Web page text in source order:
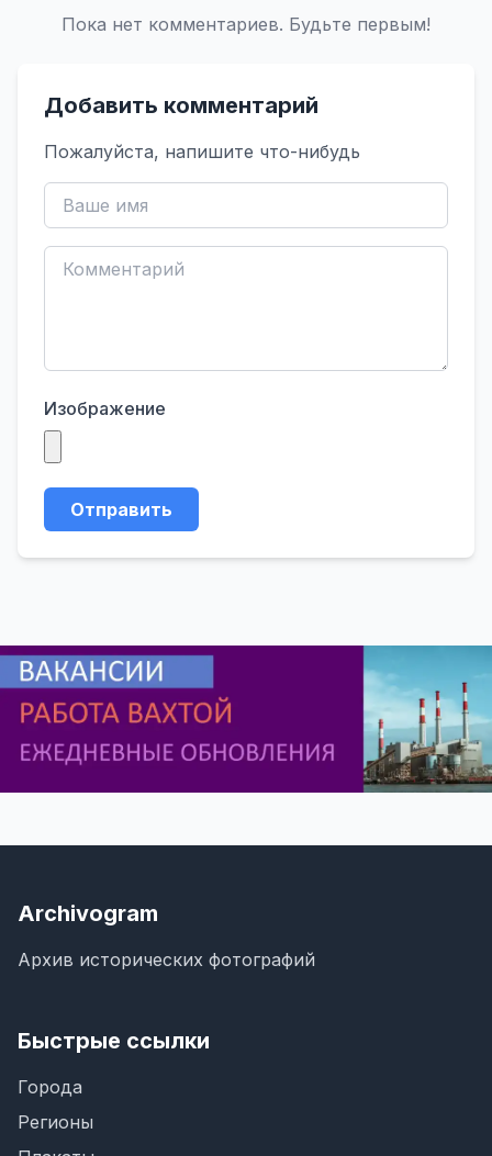
Пока нет комментариев. Будьте первым!
Добавить комментарий
Пожалуйста, напишите что-нибудь
Изображение
Отправить
Archivogram
Архив исторических фотографий
Быстрые ссылки
Города
Регионы